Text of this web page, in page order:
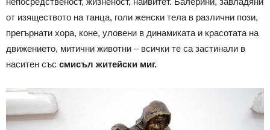
от изяществото на танца, голи женски тела в различни пози,
прегърнати хора, коне, уловени в динамиката и красотата на
движението, митични животни – всички те са застинали в
наситен със смисъл житейски миг.